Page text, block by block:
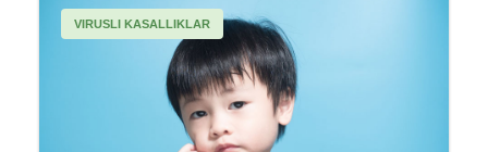
VIRUSLI KASALLIKLAR